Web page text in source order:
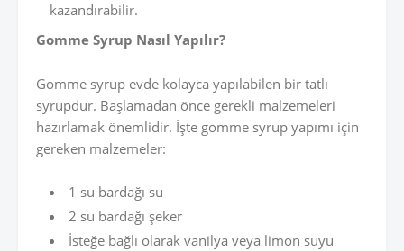
kazandırabilir.
Gomme Syrup Nasıl Yapılır?
Gomme syrup evde kolayca yapılabilen bir tatlı
syrupdur. Başlamadan önce gerekli malzemeleri
hazırlamak önemlidir. İşte gomme syrup yapımı için
gereken malzemeler:
1 su bardağı su
2 su bardağı şeker
İsteğe bağlı olarak vanilya veya limon suyu